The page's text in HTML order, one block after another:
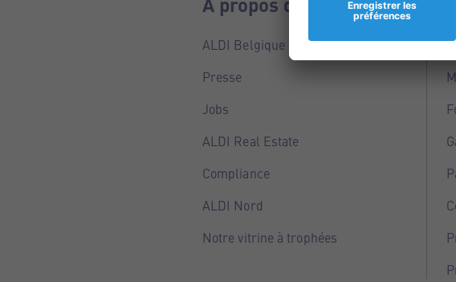
ALDI Belgique
Presse
Jobs
ALDI Real Estate
Compliance
ALDI Nord
Notre vitrine à trophées